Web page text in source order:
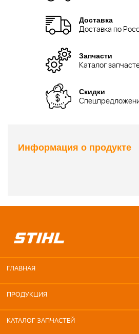
Доставка
Доставка по
Запчасти
Каталог
Скидки
Информация о продукте
ГЛАВНАЯ
ПРОДУКЦИЯ
КАТАЛОГ ЗАПЧАСТЕЙ